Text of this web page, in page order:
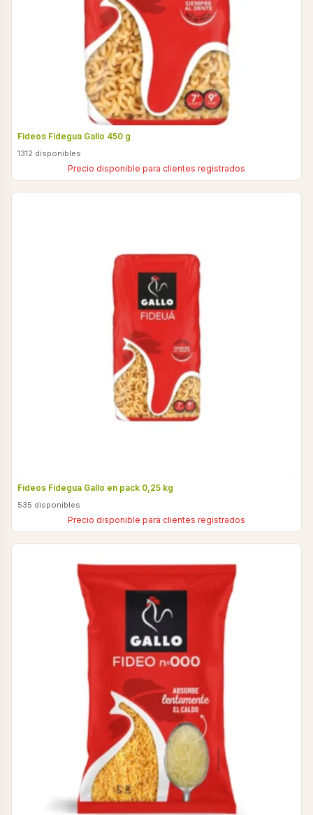
Fideos Fidegua Gallo 450 g
1312 disponibles
Precio disponible para clientes registrados
Fideos Fidegua Gallo en pack 0,25 kg
535 disponibles
Precio disponible para clientes registrados